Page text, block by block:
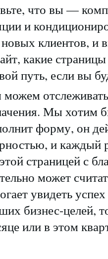
что вы —
и
клиентов, и
какие
путь, если вы
отслеживать
Мы хотим
форму, он
и каждый
страницей с
может
увидеть
бизнес-целей,
или в этом